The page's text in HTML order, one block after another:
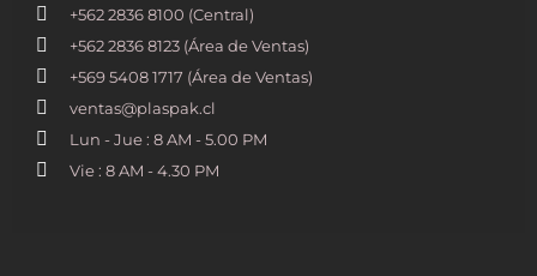
+562 2836 8100​ (Central)
+562 2836 8123 (Área de Ventas)
+569 5408 1717 (Área de Ventas)
ventas@plaspak.cl
Lun - Jue : 8 AM - 5.00 PM
Vie : 8 AM - 4.30 PM